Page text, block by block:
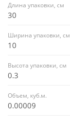
Длина упаковки, см
30
Ширина упаковки, см
10
Высота упаковки, см
0.3
Объем, куб.м.
0.00009